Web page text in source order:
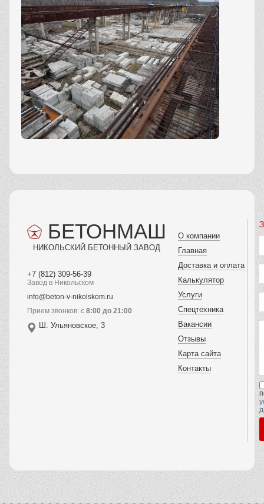
БЕТОНМАШ
НИКОЛЬСКИЙ БЕТОННЫЙ ЗАВОД
+7 (812) 309-56-39
Завод в Никольском
info@beton-v-nikolskom.ru
Прием звонков: с 8:00 до 21:00
Ш. Ульяновское, 3
О компании
Главная
Доставка и оплата
Калькулятор
Услуги
Спецтехника
Вакансии
Отзывы
Карта сайта
Контакты